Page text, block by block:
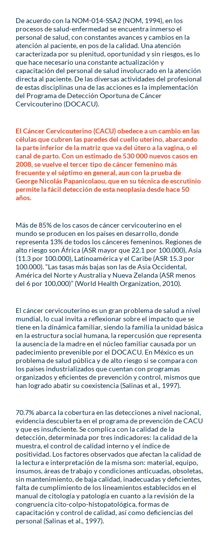
De acuerdo con la NOM-014-SSA2 (NOM, 1994), en los
procesos de salud-enfermedad se encuentra inmerso el
personal de salud, con constantes avances y cambios en la
atención al paciente, en pos de la calidad. Una atención
caracterizada por su plenitud, oportunidad y sin riesgos, es lo
que hace necesario una constante actualización y
capacitación del personal de salud involucrado en la atención
directa al paciente. De las diversas actividades del profesional
de estas disciplinas una de las acciones es la implementación
del Programa de Detección Oportuna de Cáncer
Cervicouterino (DOCACU).
El Cáncer Cervicouterino (CACU) obedece a un cambio en las
células que cubren las paredes del cuello uterino, abarcando
la parte inferior de la matriz que va del útero a la vagina, o el
canal de parto. Con un estimado de 530 000 nuevos casos en
2008, se vuelve el tercer tipo de cáncer femenino más
frecuente y el séptimo en general, aun con la prueba de
George Nicolás Papanicolaou, que en su técnica de escrutinio
permite la fácil detección de esta neoplasia desde hace 50
años.
Más de 85% de los casos de cáncer cervicouterino en el
mundo se producen en los países en desarrollo, donde
representa 13% de todos los cánceres femeninos. Regiones de
alto riesgo son África (ASR mayor que 22.1 por 100.000), Asia
(11.3 por 100.000), Latinoamérica y el Caribe (ASR 15.3 por
100.000). “Las tasas más bajas son las de Asia Occidental,
América del Norte y Australia y Nueva Zelanda (ASR menos
del 6 por 100,000)” (World Health Organization, 2010).
El cáncer cervicouterino es un gran problema de salud a nivel
mundial, lo cual invita a reflexionar sobre el impacto que se
tiene en la dinámica familiar, siendo la familia la unidad básica
en la estructura social humana, la repercusión que representa
la ausencia de la madre en el núcleo familiar causada por un
padecimiento prevenible por el DOCACU. En México es un
problema de salud pública y de alto riesgo si se compara con
los países industrializados que cuentan con programas
organizados y eficientes de prevención y control, mismos que
han logrado abatir su coexistencia (Salinas et al., 1997).
70.7% abarca la cobertura en las detecciones a nivel nacional,
evidencia descubierta en el programa de prevención de CACU
y que es insuficiente. Se complica con la calidad de la
detección, determinada por tres indicadores: la calidad de la
muestra, el control de calidad interno y el índice de
positividad. Los factores observados que afectan la calidad de
la lectura e interpretación de la misma son: material, equipo,
insumos, áreas de trabajo y condiciones anticuadas, obsoletas,
sin mantenimiento, de baja calidad, inadecuadas y deficientes,
falta de cumplimiento de los lineamientos establecidos en el
manual de citología y patología en cuanto a la revisión de la
congruencia cito-colpo-histopatológica, formas de
capacitación y control de calidad, así como deficiencias del
personal (Salinas et al., 1997).